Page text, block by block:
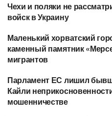
АВТОРСКОЕ
Чехи и поляки не
войск в Украину
АВТОНОВОСТИ
Маленький хорватский
каменный памятник
мигрантов
АВТОРСКОЕ
Парламент ЕС лишил
Кайли
мошенничестве